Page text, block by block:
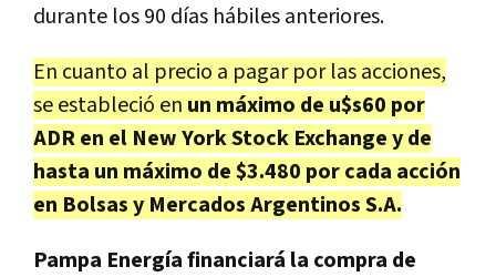
durante los 90 días hábiles anteriores.
En cuanto al precio a pagar por las acciones,
se estableció en un máximo de u$s60 por
ADR en el New York Stock Exchange y de
hasta un máximo de $3.480 por cada acción
en Bolsas y Mercados Argentinos S.A.
Pampa Energía financiará la compra de